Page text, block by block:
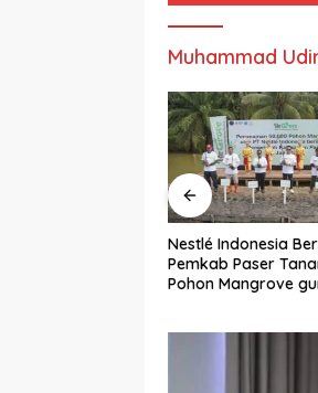
Muhammad
Hadir Dekat dengan
Aktivitas Industri
Timur, IEE Series 2026